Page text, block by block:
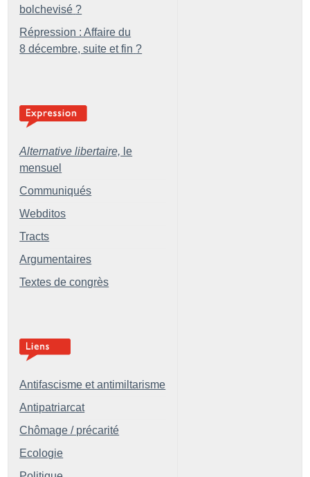
bolchevisé ?
Répression : Affaire du
8 décembre, suite et fin ?
Alternative libertaire, le
mensuel
Communiqués
Webditos
Tracts
Argumentaires
Textes de congrès
Antifascisme et antimiltarisme
Antipatriarcat
Chômage / précarité
Ecologie